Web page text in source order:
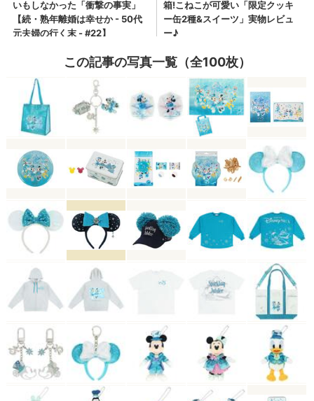
この記事の写真一覧（全100枚）